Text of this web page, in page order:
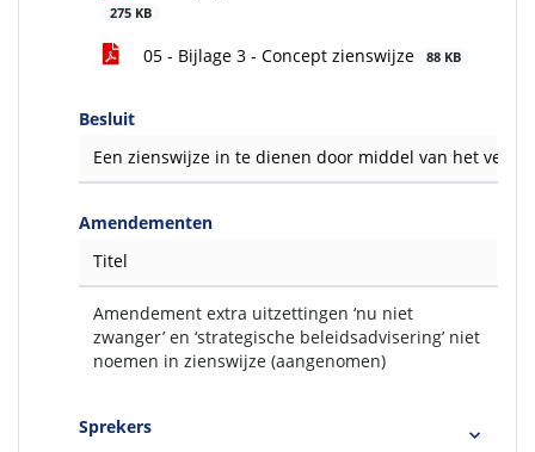
275 KB
05 - Bijlage 3 - Concept zienswijze 88 KB
Besluit
Een zienswijze in te dienen door middel van het
Amendementen
Titel
Amendement extra uitzettingen ‘nu niet
zwanger’ en ‘strategische beleidsadvisering’ niet
noemen in zienswijze (aangenomen)
Sprekers